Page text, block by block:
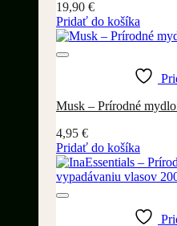
19,90 €
Pridať do košíka
Musk – Prírodné
4,95 €
Pridať do košíka